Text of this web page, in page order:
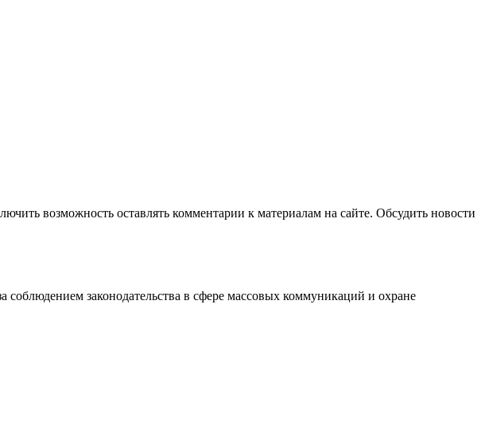
возможность оставлять комментарии к материалам на сайте. Обсудить новости
законодательства в сфере массовых коммуникаций и охране